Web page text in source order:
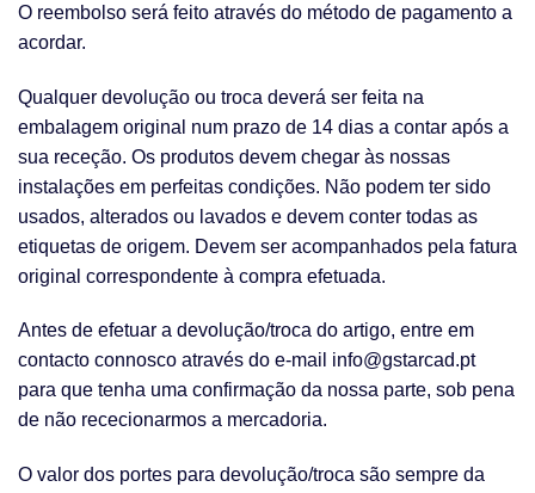
O reembolso será feito através do método de pagamento a
acordar.
Qualquer devolução ou troca deverá ser feita na
embalagem original num prazo de 14 dias a contar após a
sua receção. Os produtos devem chegar às nossas
instalações em perfeitas condições. Não podem ter sido
usados, alterados ou lavados e devem conter todas as
etiquetas de origem. Devem ser acompanhados pela fatura
original correspondente à compra efetuada.
Antes de efetuar a devolução/troca do artigo, entre em
contacto connosco através do e-mail info@gstarcad.pt
para que tenha uma confirmação da nossa parte, sob pena
de não rececionarmos a mercadoria.
O valor dos portes para devolução/troca são sempre da